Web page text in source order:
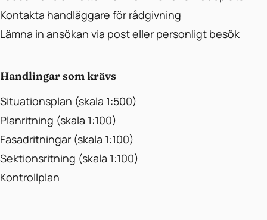
Kontakta handläggare för rådgivning
Lämna in ansökan via post eller personligt besök
Handlingar som krävs
Situationsplan (skala 1:500)
Planritning (skala 1:100)
Fasadritningar (skala 1:100)
Sektionsritning (skala 1:100)
Kontrollplan